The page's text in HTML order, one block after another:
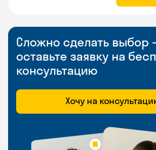
Сложно сделать выбор
оставьте заявку на
консультацию
Хочу на